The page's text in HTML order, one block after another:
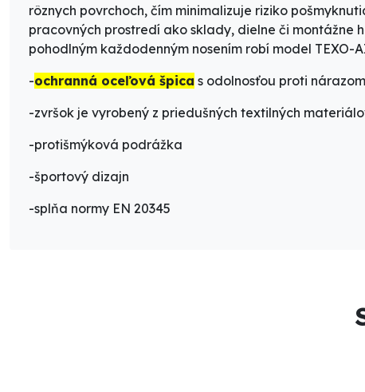
rôznych povrchoch, čím minimalizuje riziko
pracovných prostredí ako sklady, dielne či montážne
pohodlným každodenným nosením robí model TEXO-
-ochranná oceľová špica s odolnosťou proti
-zvršok je vyrobený z priedušných textilných
-protišmýková podrážka
-športový dizajn
-splňa normy EN 20345